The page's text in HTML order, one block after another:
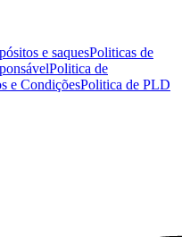
e saquesPoliticas de
Politica de
e CondiçõesPolitica de PLD